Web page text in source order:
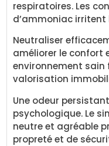
respiratoires. Les
d’ammoniac irritent
Neutraliser
améliorer le confort
environnement
valorisation
Une odeur
psychologique. Le
neutre et agréable
propreté et de